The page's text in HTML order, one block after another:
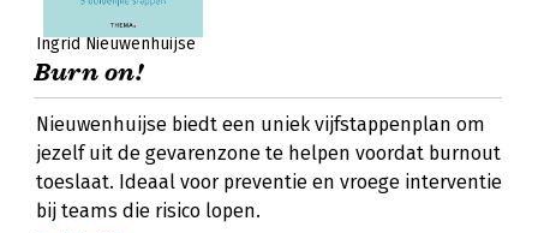
Ingrid Nieuwenhuijse
Burn on!
Nieuwenhuijse biedt een uniek vijfstappenplan om
jezelf uit de gevarenzone te helpen voordat burnout
toeslaat. Ideaal voor preventie en vroege interventie
bij teams die risico lopen.